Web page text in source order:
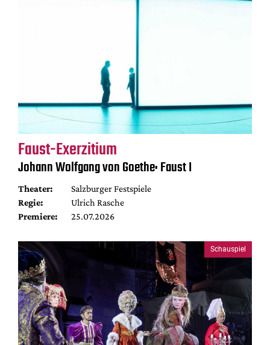
Faust-Exerzitium
Johann Wolfgang von Goethe: Faust I
Theater:
Salzburger Festspiele
Regie:
Ulrich Rasche
Premiere:
25.07.2026
Schauspiel